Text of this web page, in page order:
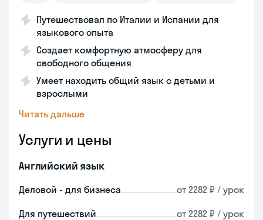
Путешествовал по Италии и Испании для
языкового опыта
Создает комфортную атмосферу для
свободного общения
Умеет находить общий язык с детьми и
взрослыми
Читать дальше
Услуги и цены
Английский язык
Деловой - для бизнеса от 2282 ₽ / урок
Для путешествий от 2282 ₽ / урок